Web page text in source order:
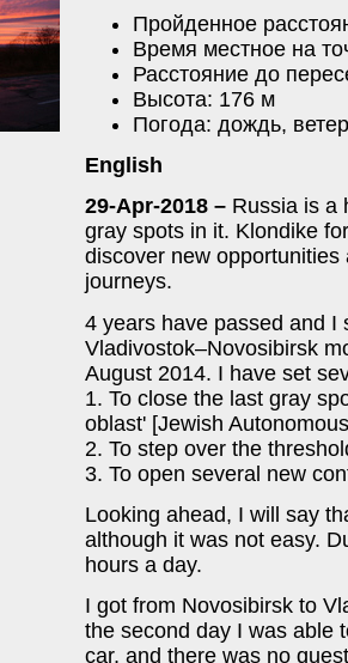
Пройденное
Время местное на
Расстояние до
Высота: 176 м
Погода: дождь,
English
29-Apr-2018 – Russia is a
gray spots in it. Klondike
discover new
journeys.
4 years have passed and I
Vladivostok–Novosibirsk
August 2014. I have set
1. To close the last gray
oblast' [Jewish
2. To step over the
3. To open several new
Looking ahead, I will say
although it was not easy.
hours a day.
I got from Novosibirsk to
the second day I was able
car, and there was no